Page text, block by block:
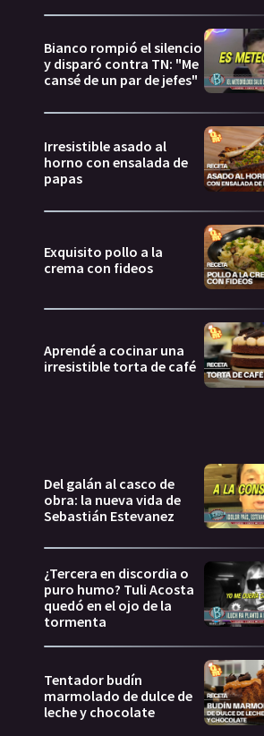
Bianco rompió el silencio
y disparó contra TN: "Me
cansé de un par de jefes"
Irresistible asado al
horno con ensalada de
papas
Exquisito pollo a la
crema con fideos
Aprendé a cocinar una
irresistible torta de café
Del galán al casco de
obra: la nueva vida de
Sebastián Estevanez
¿Tercera en discordia o
puro humo? Tuli Acosta
quedó en el ojo de la
tormenta
Tentador budín
marmolado de dulce de
leche y chocolate